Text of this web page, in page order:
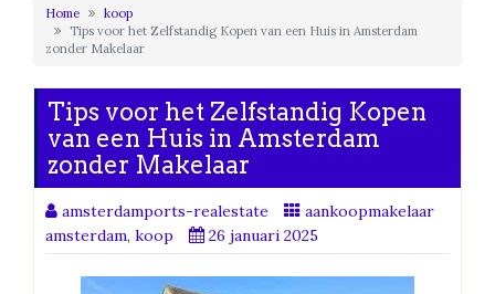
Home
koop
Tips voor het Zelfstandig Kopen van een Huis in Amsterdam
zonder Makelaar
Tips voor het Zelfstandig Kopen
van een Huis in Amsterdam
zonder Makelaar
amsterdamports-realestate
aankoopmakelaar
amsterdam, koop 26 januari 2025